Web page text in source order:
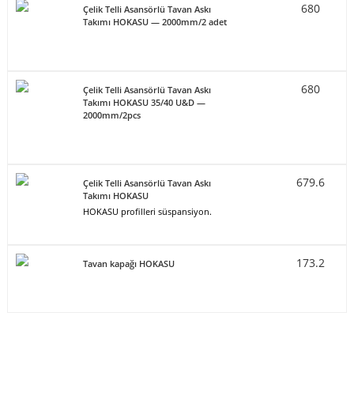
Çelik Telli Asansörlü Tavan Askı
Takımı HOKASU — 2000mm/2 adet
680
Çelik Telli Asansörlü Tavan Askı
Takımı HOKASU 35/40 U&D —
2000mm/2pcs
680
Çelik Telli Asansörlü Tavan Askı
Takımı HOKASU
HOKASU profilleri süspansiyon.
679.6
Tavan kapağı HOKASU 173.2